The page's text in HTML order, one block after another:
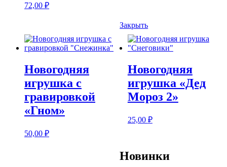
72,00 ₽
Новогодняя
игрушка с
гравировкой
«Гном»
50,00 ₽
Новогодняя
игрушка «Дед
Мороз 2»
25,00 ₽
Закрыть
Новинки